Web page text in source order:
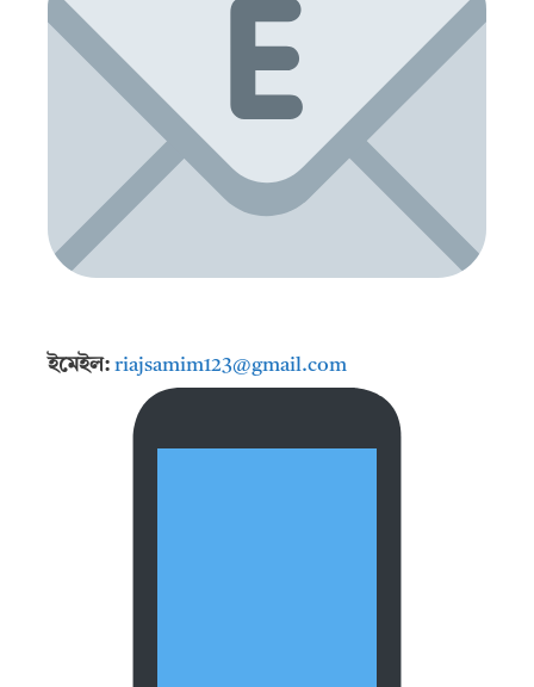
ইমেইল: riajsamim123@gmail.com